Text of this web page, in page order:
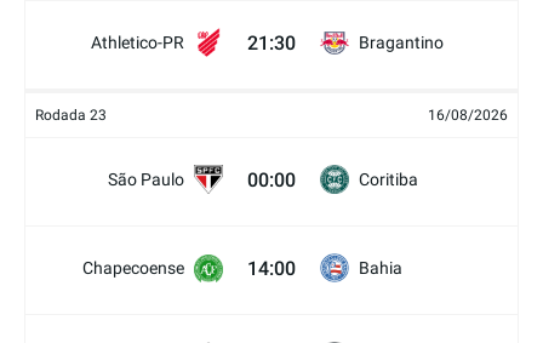
Athletico-PR 21:30 Bragantino
Rodada 23 16/08/2026
São Paulo 00:00 Coritiba
Chapecoense 14:00 Bahia